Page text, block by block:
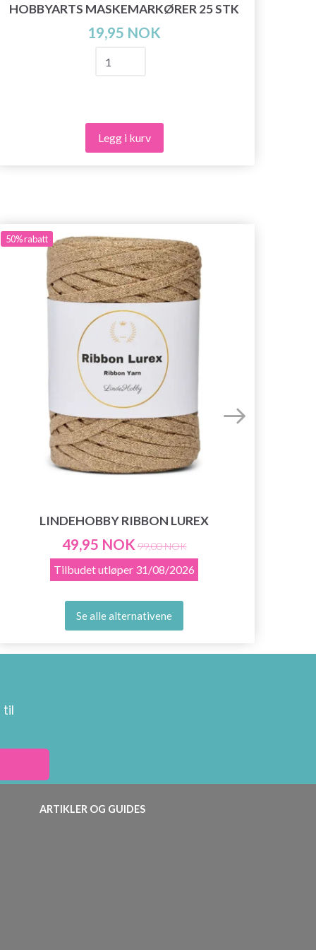
HOBBYARTS MASKEMARKØRER 25 STK
19,95 NOK
Legg i kurv
50%rabatt
LINDEHOBBY RIBBON LUREX
49,95 NOK 99,00 NOK
Tilbudet utløper 31/08/2026
Se alle alternativene
til
ARTIKLER OG GUIDES